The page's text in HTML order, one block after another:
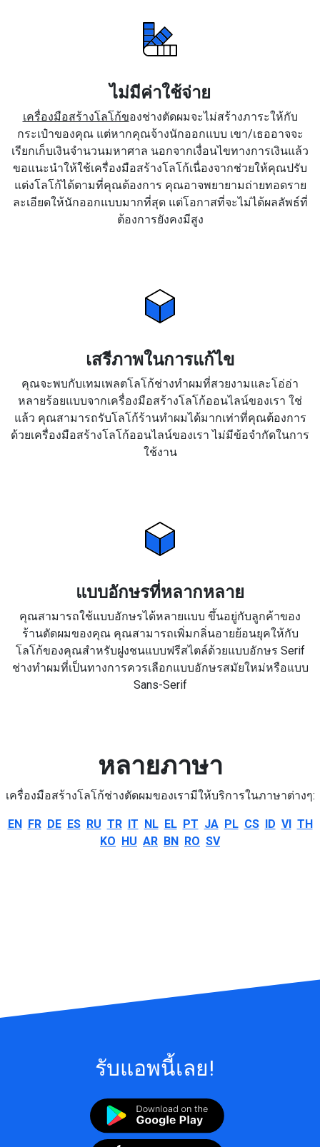
ไม่มีค่าใช้จ่าย
เครื่องมือสร้างโลโก้ของช่างตัดผมจะไม่สร้างภาระให้กับ
กระเป๋าของคุณ แต่หากคุณจ้างนักออกแบบ เขา/เธออาจจะ
เรียกเก็บเงินจำนวนมหาศาล นอกจากเงื่อนไขทางการเงินแล้ว
ขอแนะนำให้ใช้เครื่องมือสร้างโลโก้เนื่องจากช่วยให้คุณปรับ
แต่งโลโก้ได้ตามที่คุณต้องการ คุณอาจพยายามถ่ายทอดราย
ละเอียดให้นักออกแบบมากที่สุด แต่โอกาสที่จะไม่ได้ผลลัพธ์ที่
ต้องการยังคงมีสูง
เสรีภาพในการแก้ไข
คุณจะพบกับเทมเพลตโลโก้ช่างทำผมที่สวยงามและโอ่อ่า
หลายร้อยแบบจากเครื่องมือสร้างโลโก้ออนไลน์ของเรา ใช่
แล้ว คุณสามารถรับโลโก้ร้านทำผมได้มากเท่าที่คุณต้องการ
ด้วยเครื่องมือสร้างโลโก้ออนไลน์ของเรา ไม่มีข้อจำกัดในการ
ใช้งาน
แบบอักษรที่หลากหลาย
คุณสามารถใช้แบบอักษรได้หลายแบบ ขึ้นอยู่กับลูกค้าของ
ร้านตัดผมของคุณ คุณสามารถเพิ่มกลิ่นอายย้อนยุคให้กับ
โลโก้ของคุณสำหรับฝูงชนแบบฟรีสไตล์ด้วยแบบอักษร Serif
ช่างทำผมที่เป็นทางการควรเลือกแบบอักษรสมัยใหม่หรือแบบ
Sans-Serif
หลายภาษา
เครื่องมือสร้างโลโก้ช่างตัดผมของเรามีให้บริการในภาษาต่างๆ:
EN FR DE ES RU TR IT NL EL PT JA PL CS ID VI TH
KO HU AR BN RO SV
รับแอพนี้เลย!